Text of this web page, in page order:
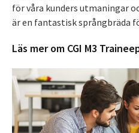
för våra kunders utmaningar
är en fantastisk språngbräda
Läs mer om CGI M3